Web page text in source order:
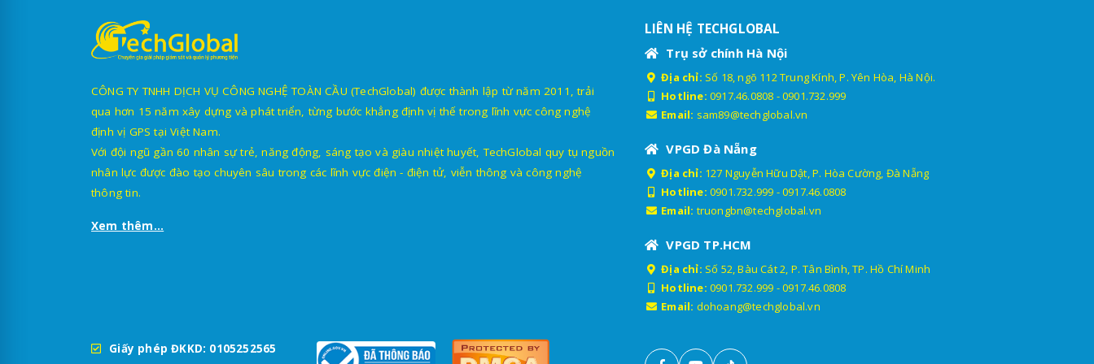
CÔNG TY TNHH DỊCH VỤ CÔNG NGHỆ TOÀN CẦU (TechGlobal) được thành lập từ năm 2011, trải
qua hơn 15 năm xây dựng và phát triển, từng bước khẳng định vị thế trong lĩnh vực công nghệ
định vị GPS tại Việt Nam.
Với đội ngũ gần 60 nhân sự trẻ, năng động, sáng tạo và giàu nhiệt huyết, TechGlobal quy tụ nguồn
nhân lực được đào tạo chuyên sâu trong các lĩnh vực điện - điện tử, viễn thông và công nghệ
thông tin.
Xem thêm...
Giấy phép ĐKKD: 0105252565
LIÊN HỆ TECHGLOBAL
Trụ sở chính Hà Nội
Địa chỉ: Số 18, ngõ 112 Trung Kính, P. Yên Hòa, Hà Nội.
Hotline: 0917.46.0808 -0901.732.999
Email: sam89@techglobal.vn
VPGD Đà Nẵng
Địa chỉ: 127 Nguyễn Hữu Dật, P. Hòa Cường, Đà Nẵng
Hotline: 0901.732.999 -0917.46.0808
Email: truongbn@techglobal.vn
VPGD TP.HCM
Địa chỉ: Số 52, Bàu Cát 2, P. Tân Bình, TP. Hồ Chí Minh
Hotline: 0901.732.999 -0917.46.0808
Email: dohoang@techglobal.vn